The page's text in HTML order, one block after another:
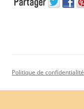
Politique de confidentialité